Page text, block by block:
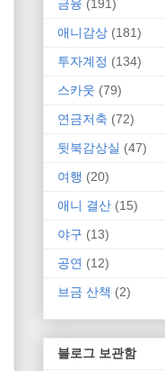
금융 (191)
애니감상 (181)
투자계정 (134)
스카웃 (79)
연금저축 (72)
뒷북감상실 (47)
여행 (20)
애니 결산 (15)
야구 (13)
공연 (12)
브금 산책 (2)
블로그 보관함